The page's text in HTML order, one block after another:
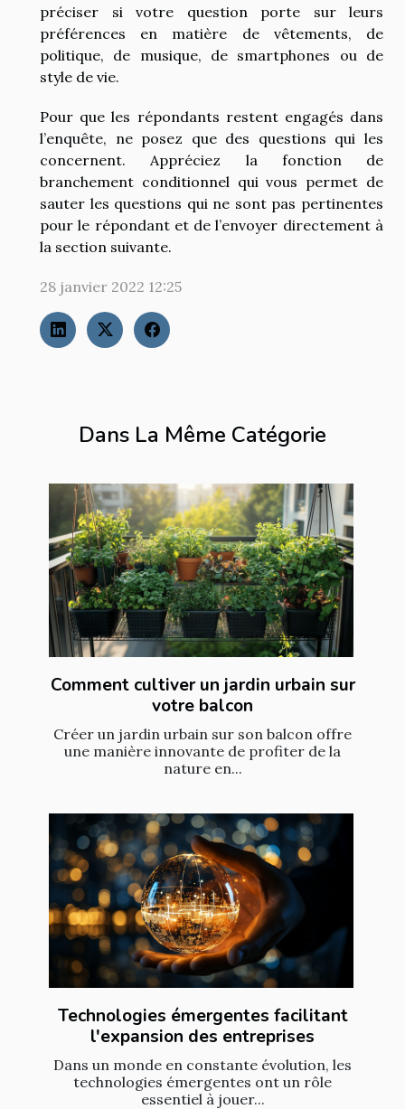
Dans La Même Catégorie
Comment cultiver un jardin urbain sur
votre balcon
Créer un jardin urbain sur son balcon offre
une manière innovante de profiter de la
nature en...
Technologies émergentes facilitant
l'expansion des entreprises
Dans un monde en constante évolution, les
technologies émergentes ont un rôle
essentiel à jouer...
préciser si votre question porte sur leurs
préférences en matière de vêtements, de
politique, de musique, de smartphones ou de
style de vie.
Pour que les répondants restent engagés dans
l’enquête, ne posez que des questions qui les
concernent. Appréciez la fonction de
branchement conditionnel qui vous permet de
sauter les questions qui ne sont pas pertinentes
pour le répondant et de l’envoyer directement à
la section suivante.
28 janvier 2022 12:25